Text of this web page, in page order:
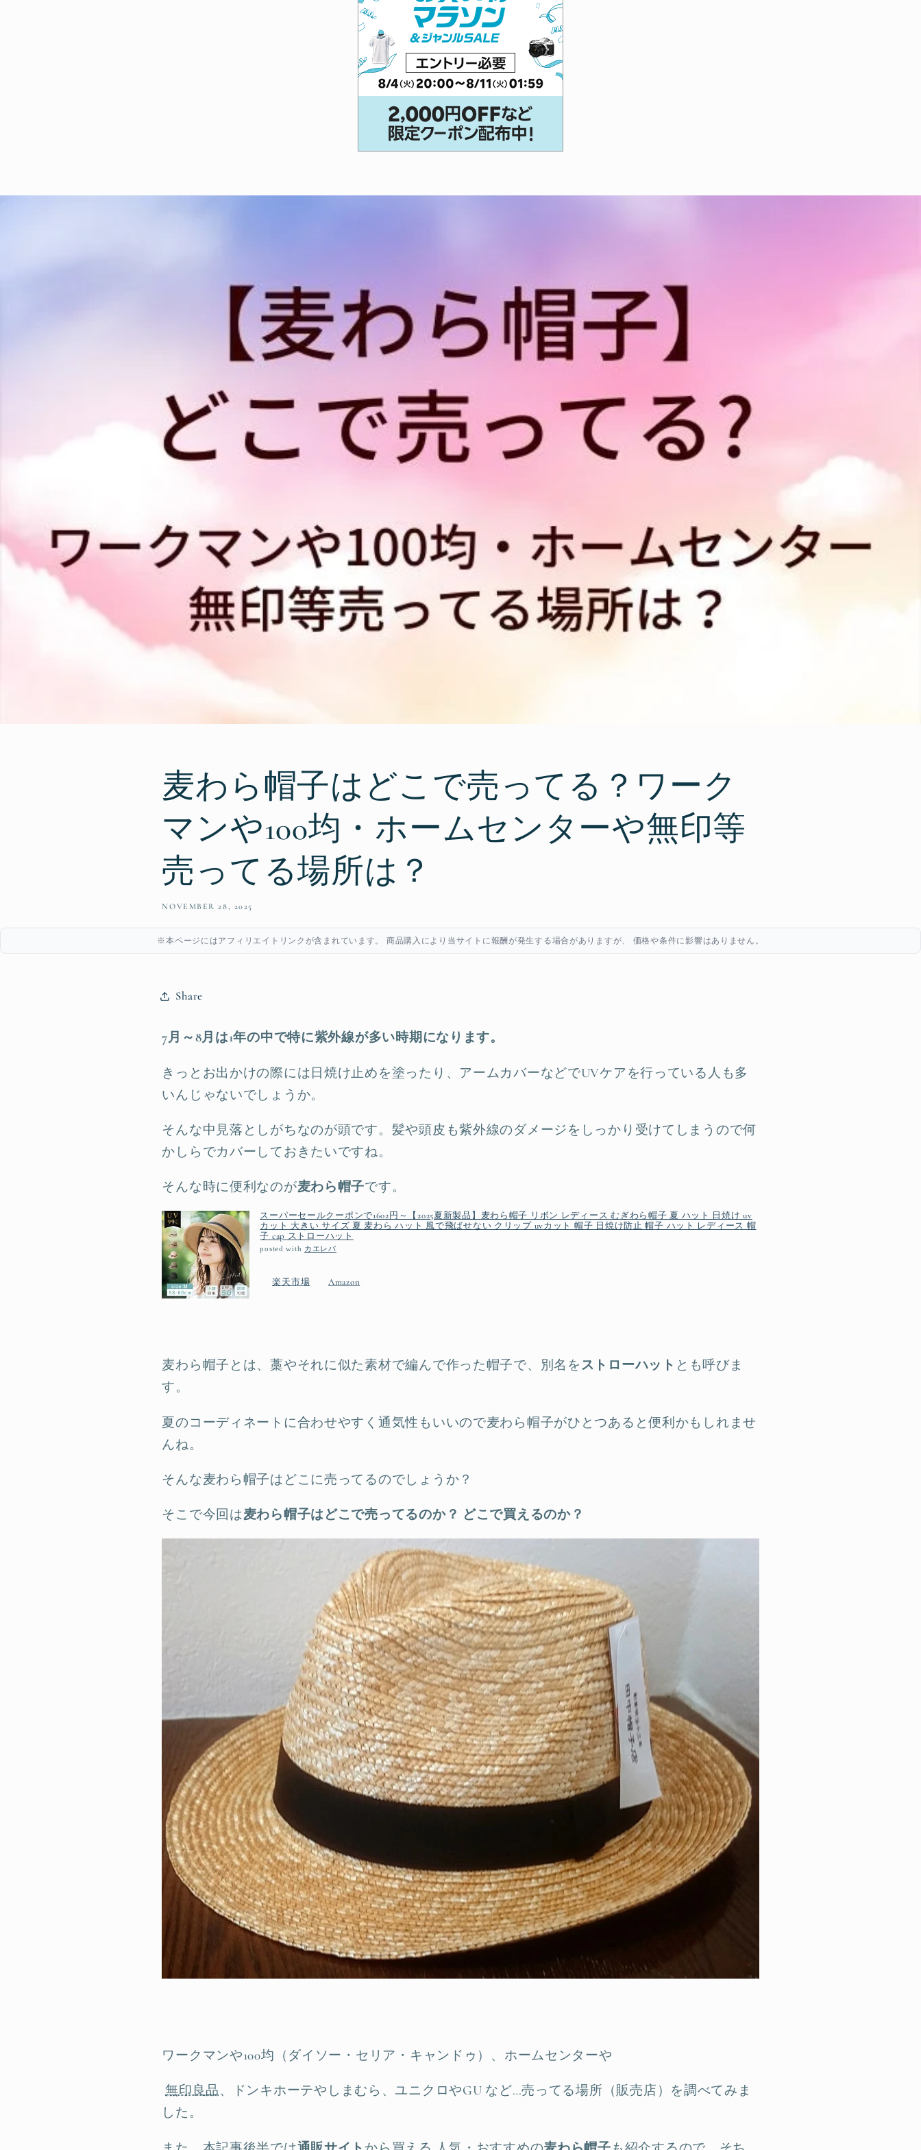
麦わら帽子はどこで売ってる？ワーク
マンや100均・ホームセンターや無印等
売ってる場所は？
NOVEMBER 28, 2025
※本ページにはアフィリエイトリンクが含まれています。 商品購入により当サイトに報酬が発生する場合がありますが、 価格や条件に影響はありません。
Share
7月～8月は1年の中で特に紫外線が多い時期になります。
きっとお出かけの際には日焼け止めを塗ったり、アームカバーなどでUVケアを行っている人も多
いんじゃないでしょうか。
そんな中見落としがちなのが頭です。髪や頭皮も紫外線のダメージをしっかり受けてしまうので何
かしらでカバーしておきたいですね。
そんな時に便利なのが麦わら帽子です。
スーパーセールクーポンで1602円～【2025夏新製品】麦わら帽子 リボン レディース むぎわら帽子 夏 ハット 日焼け uv
カット 大きい サイズ 夏 麦わら ハット 風で飛ばせない クリップ uvカット 帽子 日焼け防止 帽子 ハット レディース 帽
子 cap ストローハット
posted with カエレバ
楽天市場 Amazon
麦わら帽子とは、藁やそれに似た素材で編んで作った帽子で、別名をストローハット とも呼びま
す。
夏のコーディネートに合わせやすく通気性もいいので麦わら帽子がひとつあると便利かもしれませ
んね。
そんな麦わら帽子はどこに売ってるのでしょうか？
そこで今回は麦わら帽子はどこで売ってるのか？ どこで買えるのか？
ワークマンや100均（ダイソー・セリア・キャンドゥ）、ホームセンターや
無印良品、ドンキホーテやしまむら、ユニクロやGU など…売ってる場所（販売店）を調べてみま
した。